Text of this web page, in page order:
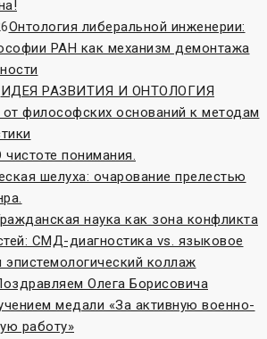
Онтология либеральной инженерии:
РАН как механизм демонтажа
ИДЕЯ РАЗВИТИЯ И ОНТОЛОГИЯ
философских оснований к методам
чистоте понимания.
шелуха: очарование прелестью
наука как зона конфликта
СМД-диагностика vs. языковое
эпистемологический коллаж
Олега Борисовича
медали «За активную военно-
работу»